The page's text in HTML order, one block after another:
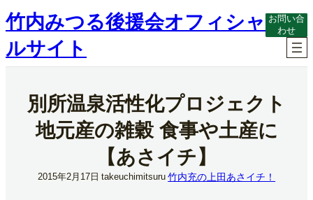
内
容
ス
キ
竹内みつる後援会オフィシャ
ルサイト
お問い合
わせ
別所温泉活性化プロジェクト
地元産の雑穀 食事や土産に
【あさイチ】
2015年2月17日 takeuchimitsuru 竹内充の上田あさイチ！